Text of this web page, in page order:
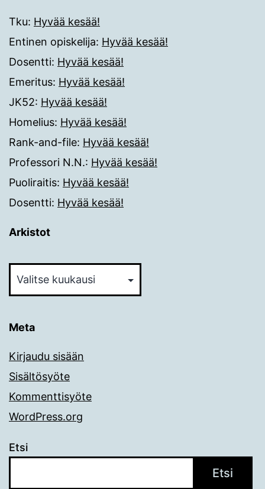
Tku: Hyvää kesää!
Entinen opiskelija: Hyvää kesää!
Dosentti: Hyvää kesää!
Emeritus: Hyvää kesää!
JK52: Hyvää kesää!
Homelius: Hyvää kesää!
Rank-and-file: Hyvää kesää!
Professori N.N.: Hyvää kesää!
Puoliraitis: Hyvää kesää!
Dosentti: Hyvää kesää!
Arkistot
Meta
Kirjaudu sisään
Sisältösyöte
Kommenttisyöte
WordPress.org
Etsi
Etsi